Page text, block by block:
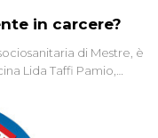
in carcere?
di Mestre, è
Lida Taffi Pamio,
innocente. Nel
poi ritratta. Due